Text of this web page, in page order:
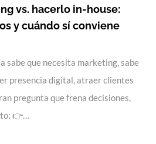
vs. hacerlo in-house:
y cuándo sí conviene
sabe que necesita marketing, sabe
presencia digital, atraer clientes
pregunta que frena decisiones,
👉…